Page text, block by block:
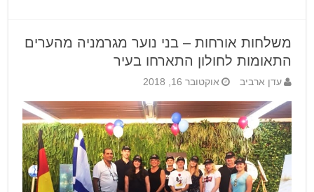
משלחות אורחות – בני נוער מגרמניה מהערים
התאומות לחולון התארחו בעיר
עדן ארביב אוקטובר 16, 2018